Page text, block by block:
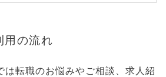
用の流れ
は転職のお悩みやご相談、求人紹